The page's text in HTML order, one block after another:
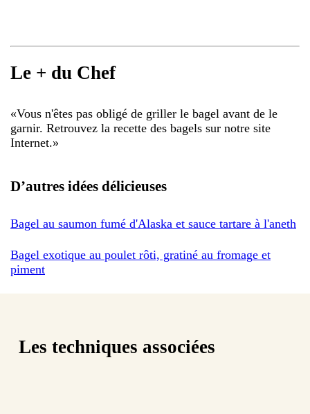
Le + du Chef
«Vous n'êtes pas obligé de griller le bagel avant de le
garnir. Retrouvez la recette des bagels sur notre site
Internet.»
D’autres idées délicieuses
Bagel au saumon fumé d'Alaska et sauce tartare à l'aneth
Bagel exotique au poulet rôti, gratiné au fromage et
piment
Les techniques associées